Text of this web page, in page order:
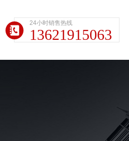
24小时销售热线
13621915063